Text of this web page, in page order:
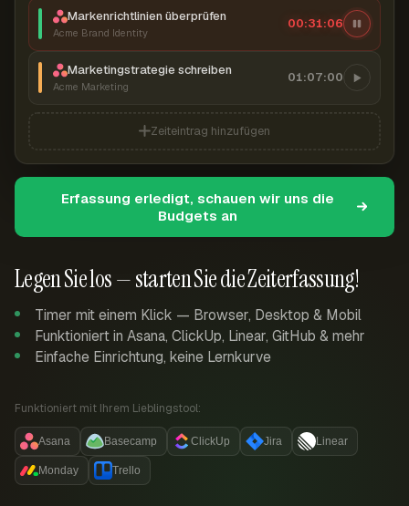
Legen Sie los — starten Sie die Zeiterfassung!
Timer mit einem Klick — Browser, Desktop & Mobil
Funktioniert in Asana, ClickUp, Linear, GitHub & mehr
Einfache Einrichtung, keine Lernkurve
Funktioniert mit Ihrem Lieblingstool:
Asana Basecamp ClickUp Jira Linear
Monday Trello
Markenrichtlinien überprüfen
Acme Brand Identity
00:31:07
Marketingstrategie schreiben
Acme Marketing
01:07:00
Zeiteintrag hinzufügen
Erfassung erledigt, schauen wir uns die
Budgets an